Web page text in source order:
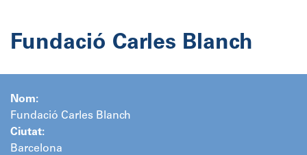
Fundació Carles Blanch
Nom:
Fundació Carles Blanch
Ciutat:
Barcelona